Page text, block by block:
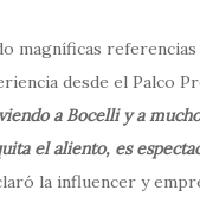
magníficas
desde el Palco
a Bocelli y a
el aliento, es
la influencer y